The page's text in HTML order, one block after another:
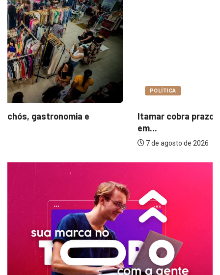
POLÍTICA
Itamar cobra prazo para melhorias estruturais